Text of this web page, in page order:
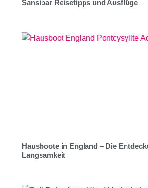
Sansibar Reisetipps und Ausflüge
Hausboote in England – Die
Langsamkeit